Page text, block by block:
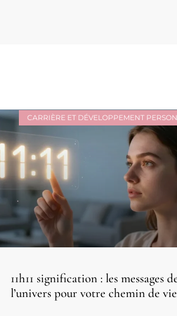
CARRIÈRE ET DÉVELOPPEMENT
11h11 signification : les messages
l’univers pour votre chemin de vie